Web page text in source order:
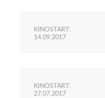
KINOSTART:
14.09.2017
KINOSTART:
27.07.2017